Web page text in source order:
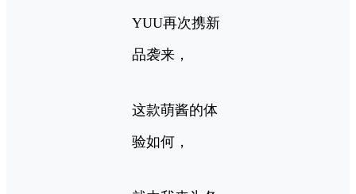
YUU再次携新
品袭来，
这款萌酱的体
验如何，